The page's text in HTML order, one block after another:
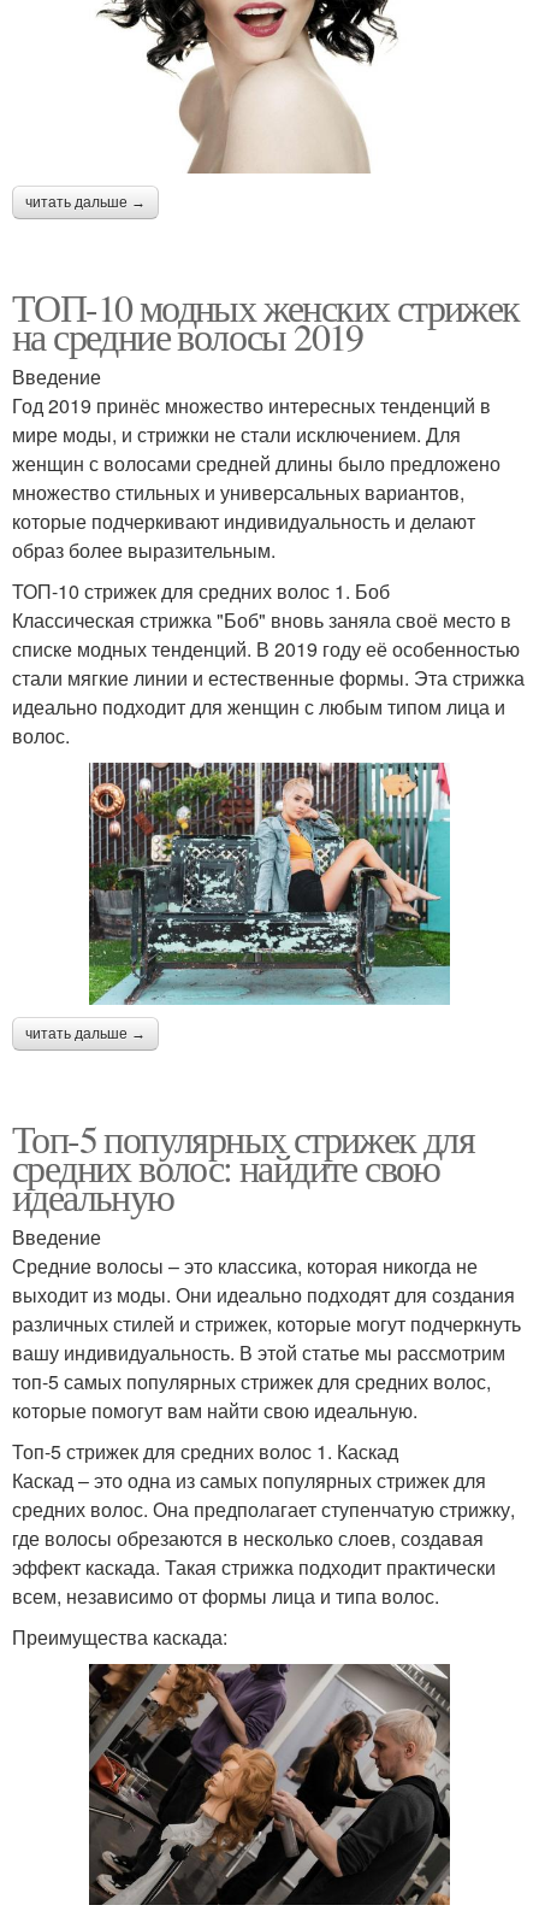
читать дальше →
ТОП-10 модных женских стрижек
на средние волосы 2019
Введение
Год 2019 принёс множество интересных тенденций в
мире моды, и стрижки не стали исключением. Для
женщин с волосами средней длины было предложено
множество стильных и универсальных вариантов,
которые подчеркивают индивидуальность и делают
образ более выразительным.
ТОП-10 стрижек для средних волос 1. Боб
Классическая стрижка "Боб" вновь заняла своё место в
списке модных тенденций. В 2019 году её особенностью
стали мягкие линии и естественные формы. Эта стрижка
идеально подходит для женщин с любым типом лица и
волос.
читать дальше →
Топ-5 популярных стрижек для
средних волос: найдите свою
идеальную
Введение
Средние волосы – это классика, которая никогда не
выходит из моды. Они идеально подходят для создания
различных стилей и стрижек, которые могут подчеркнуть
вашу индивидуальность. В этой статье мы рассмотрим
топ-5 самых популярных стрижек для средних волос,
которые помогут вам найти свою идеальную.
Топ-5 стрижек для средних волос 1. Каскад
Каскад – это одна из самых популярных стрижек для
средних волос. Она предполагает ступенчатую стрижку,
где волосы обрезаются в несколько слоев, создавая
эффект каскада. Такая стрижка подходит практически
всем, независимо от формы лица и типа волос.
Преимущества каскада: